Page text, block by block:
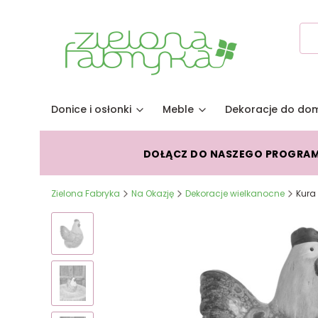
Donice i osłonki Meble Dekoracje do
DOŁĄCZ DO NASZEGO
Zielona Fabryka Na Okazję Dekoracje wielkanocne